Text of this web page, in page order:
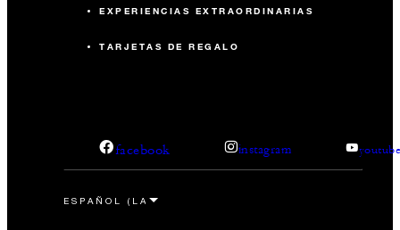
EXPERIENCIAS EXTRAORDINARIAS
TARJETAS DE REGALO
facebook instagram